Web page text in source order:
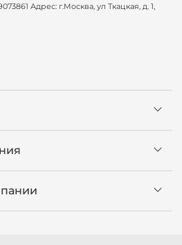
Адрес: г.Москва, ул Ткацкая, д. 1,